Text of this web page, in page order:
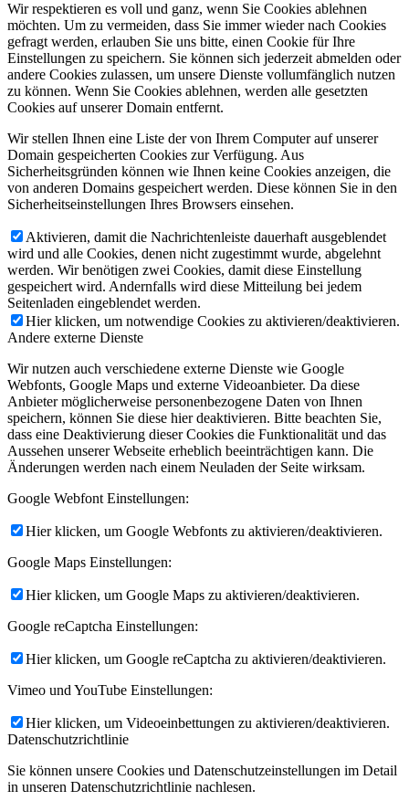
Wir respektieren es voll und ganz, wenn Sie Cookies ablehnen
möchten. Um zu vermeiden, dass Sie immer wieder nach Cookies
gefragt werden, erlauben Sie uns bitte, einen Cookie für Ihre
Einstellungen zu speichern. Sie können sich jederzeit abmelden oder
andere Cookies zulassen, um unsere Dienste vollumfänglich nutzen
zu können. Wenn Sie Cookies ablehnen, werden alle gesetzten
Cookies auf unserer Domain entfernt.
Wir stellen Ihnen eine Liste der von Ihrem Computer auf unserer
Domain gespeicherten Cookies zur Verfügung. Aus
Sicherheitsgründen können wie Ihnen keine Cookies anzeigen, die
von anderen Domains gespeichert werden. Diese können Sie in den
Sicherheitseinstellungen Ihres Browsers einsehen.
Aktivieren, damit die Nachrichtenleiste dauerhaft ausgeblendet
wird und alle Cookies, denen nicht zugestimmt wurde, abgelehnt
werden. Wir benötigen zwei Cookies, damit diese Einstellung
gespeichert wird. Andernfalls wird diese Mitteilung bei jedem
Seitenladen eingeblendet werden.
Hier klicken, um notwendige Cookies zu aktivieren/deaktivieren.
Andere externe Dienste
Wir nutzen auch verschiedene externe Dienste wie Google
Webfonts, Google Maps und externe Videoanbieter. Da diese
Anbieter möglicherweise personenbezogene Daten von Ihnen
speichern, können Sie diese hier deaktivieren. Bitte beachten Sie,
dass eine Deaktivierung dieser Cookies die Funktionalität und das
Aussehen unserer Webseite erheblich beeinträchtigen kann. Die
Änderungen werden nach einem Neuladen der Seite wirksam.
Google Webfont Einstellungen:
Hier klicken, um Google Webfonts zu aktivieren/deaktivieren.
Google Maps Einstellungen:
Hier klicken, um Google Maps zu aktivieren/deaktivieren.
Google reCaptcha Einstellungen:
Hier klicken, um Google reCaptcha zu aktivieren/deaktivieren.
Vimeo und YouTube Einstellungen:
Hier klicken, um Videoeinbettungen zu aktivieren/deaktivieren.
Datenschutzrichtlinie
Sie können unsere Cookies und Datenschutzeinstellungen im Detail
in unseren Datenschutzrichtlinie nachlesen.